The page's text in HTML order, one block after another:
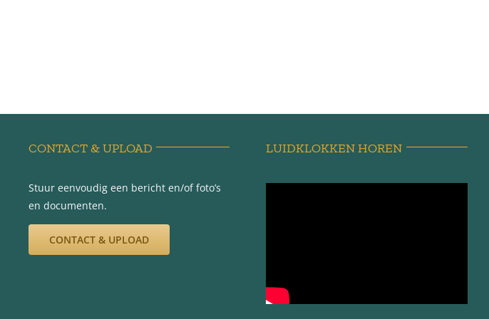
CONTACT & UPLOAD
Stuur eenvoudig een bericht en/of foto’s
en documenten.
CONTACT & UPLOAD
LUIDKLOKKEN HOREN